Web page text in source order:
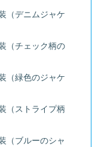
（デニムジャケ
（チェック柄の
（緑色のジャケ
（ストライプ柄
（ブルーのシャ